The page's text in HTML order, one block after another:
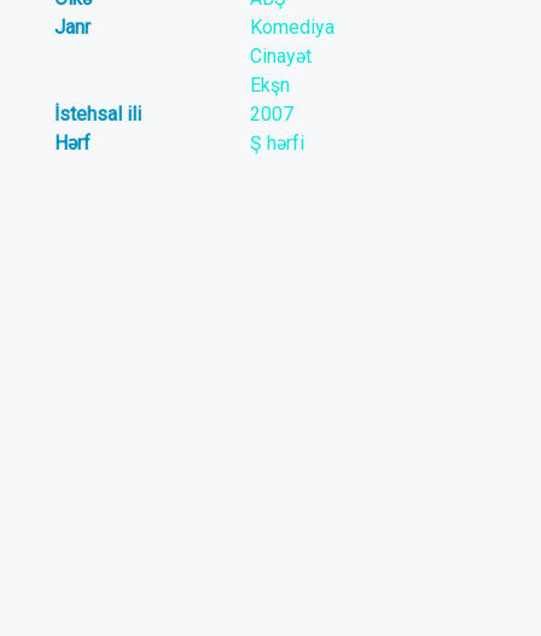
Janr
Komediya
Cinayət
Ekşn
İstehsal ili
2007
Hərf
Ş hərfi